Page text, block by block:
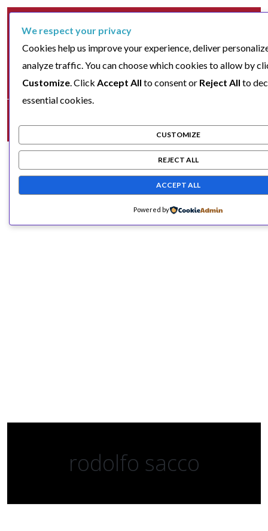
rodolfo sacco
We respect your privacy
Cookies help us improve your experience, deliver
analyze traffic. You can choose which cookies to allow by
Customize. Click Accept All to consent or Reject All to
essential cookies.
CUSTOMIZE
REJECT ALL
ACCEPT ALL
Powered by